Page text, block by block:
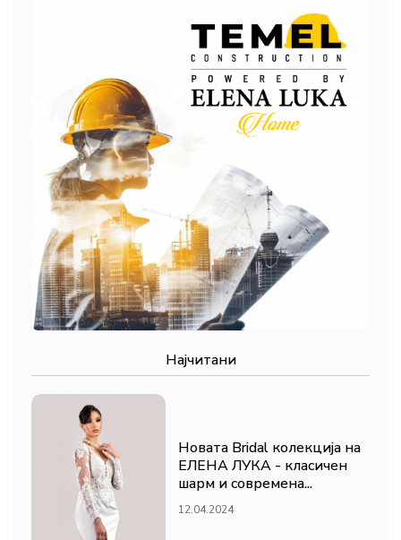
Најчитани
Новата Bridal колекција на
ЕЛЕНА ЛУКА - класичен
шарм и современа...
12.04.2024